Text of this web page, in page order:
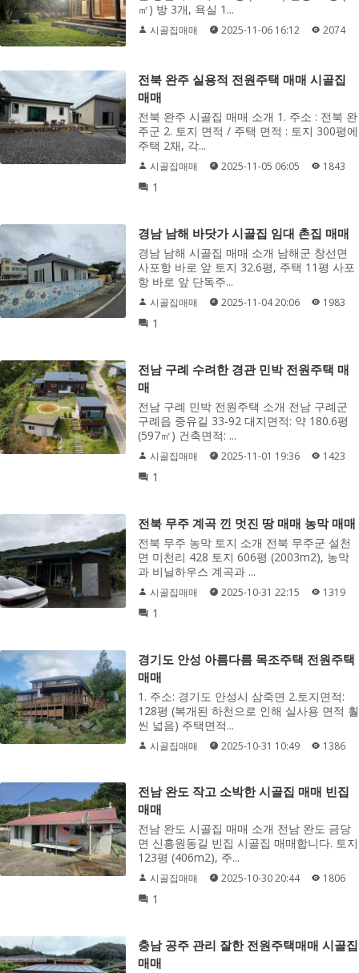
㎡) 방 3개, 욕실 1...
시골집매매 2025-11-06 16:12 2074
전북 완주 실용적 전원주택 매매 시골집
매매
전북 완주 시골집 매매 소개 1. 주소 : 전북 완
주군 2. 토지 면적 / 주택 면적 : 토지 300평에
주택 2채, 각...
시골집매매 2025-11-05 06:05 1843
1
경남 남해 바닷가 시골집 임대 촌집 매매
경남 남해 시골집 매매 소개 남해군 창선면
사포항 바로 앞 토지 32.6평, 주택 11평 사포
항 바로 앞 단독주...
시골집매매 2025-11-04 20:06 1983
1
전남 구례 수려한 경관 민박 전원주택 매
매
전남 구례 민박 전원주택 소개 전남 구례군
구례읍 중유길 33-92 대지면적: 약 180.6평
(597㎡) 건축면적: ...
시골집매매 2025-11-01 19:36 1423
1
전북 무주 계곡 낀 멋진 땅 매매 농막 매매
전북 무주 농막 토지 소개 전북 무주군 설천
면 미천리 428 토지 606평 (2003m2), 농막
과 비닐하우스 계곡과 ...
시골집매매 2025-10-31 22:15 1319
1
경기도 안성 아름다름 목조주택 전원주택
매매
1. 주소: 경기도 안성시 삼죽면 2.토지면적:
128평 (복개된 하천으로 인해 실사용 면적 훨
씬 넓음) 주택면적...
시골집매매 2025-10-31 10:49 1386
전남 완도 작고 소박한 시골집 매매 빈집
매매
전남 완도 시골집 매매 소개 전남 완도 금당
면 신흥원동길 빈집 시골집 매매합니다. 토지
123평 (406m2), 주...
시골집매매 2025-10-30 20:44 1806
1
충남 공주 관리 잘한 전원주택매매 시골집
매매